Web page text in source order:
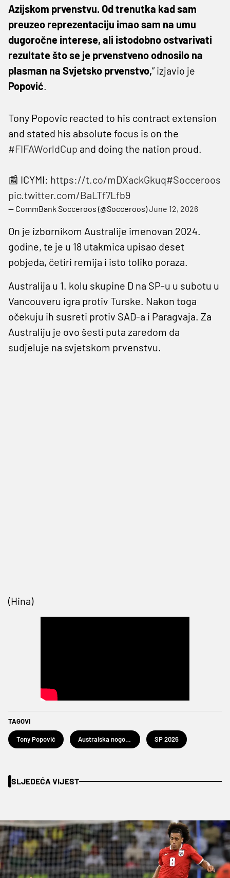
Azijskom prvenstvu. Od trenutka kad sam
preuzeo reprezentaciju imao sam na umu
dugoročne interese, ali istodobno ostvarivati
rezultate što se je prvenstveno odnosilo na
plasman na Svjetsko prvenstvo,” izjavio je
Popović.
Tony Popovic reacted to his contract extension
and stated his absolute focus is on the
#FIFAWorldCup and doing the nation proud.
📰 ICYMI: https://t.co/mDXackGkuq#Socceroos
pic.twitter.com/BaLTf7Lfb9
— CommBank Socceroos (@Socceroos)June 12, 2026
On je izbornikom Australije imenovan 2024.
godine, te je u 18 utakmica upisao deset
pobjeda, četiri remija i isto toliko poraza.
Australija u 1. kolu skupine D na SP-u u subotu u
Vancouveru igra protiv Turske. Nakon toga
očekuju ih susreti protiv SAD-a i Paragvaja. Za
Australiju je ovo šesti puta zaredom da
sudjeluje na svjetskom prvenstvu.
(Hina)
TAGOVI
Tony Popović SP 2026
SLJEDEĆA VIJEST